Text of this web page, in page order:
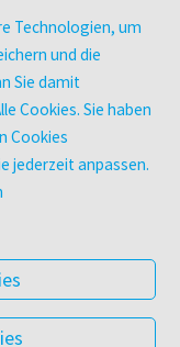
Technologien, um
und die
Sie damit
Cookies. Sie haben
Cookies
jederzeit anpassen.